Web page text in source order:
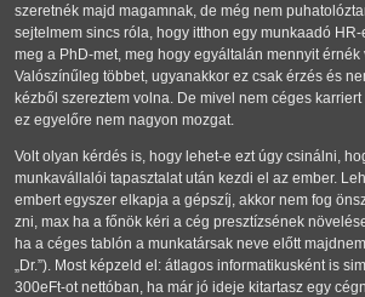
szeretnék majd magamnak, de még nem
sejtelmem sincs róla, hogy itthon egy munkaadó
meg a PhD-met, meg hogy egyáltalán mennyit érnék
Valószínűleg többet, ugyanakkor ez csak érzés és
kézből szereztem volna. De mivel nem céges
ez egyelőre nem nagyon mozgat.
Volt olyan kérdés is, hogy lehet-e ezt úgy csinálni,
munkavállalói tapasztalat után kezdi el az ember.
embert egyszer elkapja a gépszíj, akkor nem fog
zni, max ha a főnök kéri a cég presztízsének
ha a céges tablón a munkatársak neve előtt
Dr. ). Most képzeld el: átlagos informatikusként is
300eFt-ot nettóban, ha már jó ideje kitartasz egy